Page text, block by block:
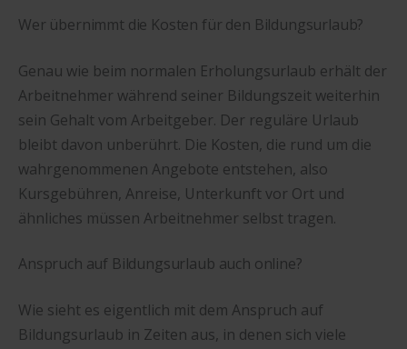
Wer übernimmt die Kosten für den Bildungsurlaub?
Genau wie beim normalen Erholungsurlaub erhält der
Arbeitnehmer während seiner Bildungszeit weiterhin
sein Gehalt vom Arbeitgeber. Der reguläre Urlaub
bleibt davon unberührt. Die Kosten, die rund um die
wahrgenommenen Angebote entstehen, also
Kursgebühren, Anreise, Unterkunft vor Ort und
ähnliches müssen Arbeitnehmer selbst tragen.
Anspruch auf Bildungsurlaub auch online?
Wie sieht es eigentlich mit dem Anspruch auf
Bildungsurlaub in Zeiten aus, in denen sich viele